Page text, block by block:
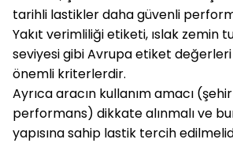
tarihli lastikler daha güvenli
Yakıt verimliliği etiketi, ıslak zemin
seviyesigibi Avrupa etiket
önemli kriterlerdir.
Ayrıca aracın kullanım amacı
performans) dikkate alınmalı ve
yapısına sahip lastik tercih